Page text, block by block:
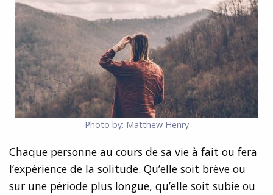
Photo by: Matthew Henry
Chaque personne au cours de sa vie à fait ou fera
l’expérience de la solitude. Qu’elle soit brève ou
sur une période plus longue, qu’elle soit subie ou